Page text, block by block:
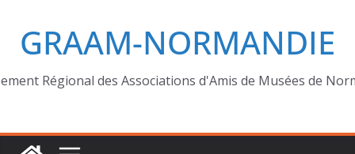
GRAAM-NORMANDIE
Régional des Associations d'Amis de Musées de